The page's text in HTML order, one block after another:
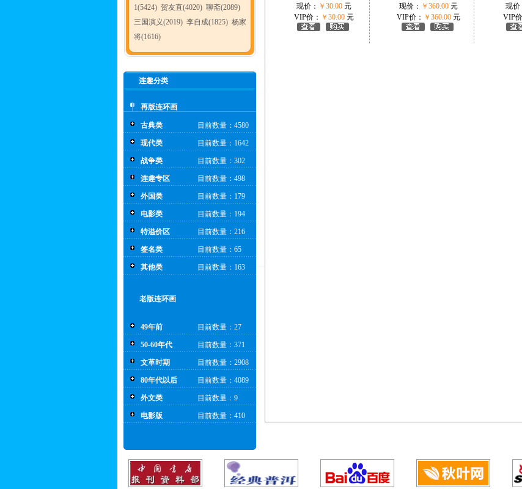
1(5424) 贺友直(4020) 聊斋(2089)
三国演义(2019) 李自成(1825) 杨家
将(1616)
连趣分类
再版连环画
古典类 目前数量：4580
现代类 目前数量：1642
战争类 目前数量：302
连趣专区 目前数量：498
外国类 目前数量：179
电影类 目前数量：194
特溢价区 目前数量：216
签名类 目前数量：65
其他类 目前数量：163
老版连环画
49年前 目前数量：27
50-60年代 目前数量：371
文革时期 目前数量：2908
80年代以后 目前数量：4089
外文类 目前数量：9
电影版 目前数量：410
现价： ￥30.00 元
VIP价： ￥30.00 元
现价： ￥360.00 元
VIP价： ￥360.00 元
现价
VIP价